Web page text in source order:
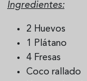
Ingredientes:
2 Huevos
1 Plátano
4 Fresas
Coco rallado